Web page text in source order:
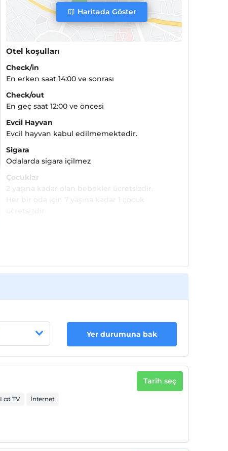
Haritada Göster
Otel koşulları
Check/in
En erken saat 14:00 ve sonrası
Check/out
En geç saat 12:00 ve öncesi
Evcil Hayvan
Evcil hayvan kabul edilmemektedir.
Sigara
Odalarda sigara içilmez
Çocuklar
2 yaşına kadar olan bebekler ücretsizdir.
Yer durumuna bak
Lcd TV
İnternet
Tarih seç